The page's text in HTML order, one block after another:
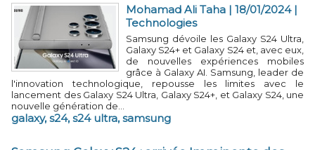
Mohamad Ali Taha | 18/01/2024|
Technologies
Samsung dévoile les Galaxy S24 Ultra,
Galaxy S24+ et Galaxy S24 et, avec eux,
de nouvelles expériences mobiles
grâce à Galaxy AI. Samsung, leader de
l'innovation technologique, repousse les limites avec le
lancement des Galaxy S24 Ultra, Galaxy S24+, et Galaxy S24, une
nouvelle génération de...
galaxy,s24,s24 ultra,samsung